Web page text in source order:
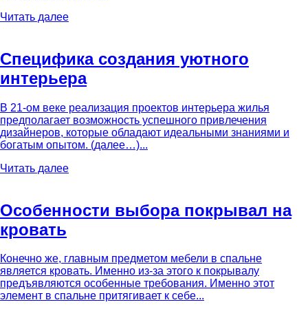
Читать далее
Специфика создания уютного
интерьера
В 21-ом веке реализация проектов интерьера жилья
предполагает возможность успешного привлечения
дизайнеров, которые обладают идеальными знаниями и
богатым опытом. (далее…)...
Читать далее
Особенности выбора покрывал на
кровать
Конечно же, главным предметом мебели в спальне
является кровать. Именно из-за этого к покрывалу
предъявляются особенные требования. Именно этот
элемент в спальне притягивает к себе...